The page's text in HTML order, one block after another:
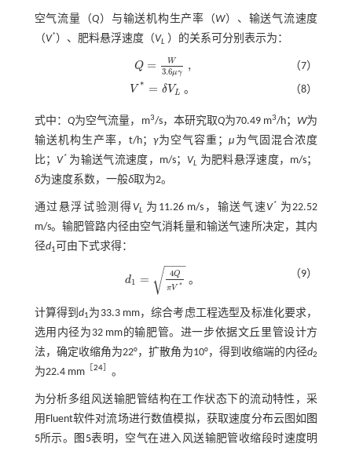
空气流量（Q）与输送机构生产率（W）、输送气流速度
（V*）、肥料悬浮速度（VL ）的关系可分别表示为：
Q = W
3.6μγ ,
Q= W 3.6μγ （7）
V * = δVL 。
V δV L 。 （8）
式中： Q为空气流量，m3/s，本研究取Q为70.49 m3/h；W为
输送机构生产率，t/h； γ为空气容重；μ 为气固混合浓度
比； V* 为输送气流速度，m/s； VL 为肥料悬浮速度，m/s；
δ为速度系数，一般δ取为2。
通过悬浮试验测得 VL 为11.26 m/s，输送气速 V* 为22.52
m/s。输肥管路内径由空气消耗量和输送气速所决定，其内
径d1 可由下式求得：
d1 = 4Q
πV *
− −
−
√ 。
d1 =4Q πV * 。
（9）
计算得到d1为33.3 mm，综合考虑工程选型及标准化要求，
选用内径为32 mm的输肥管。进一步依据文丘里管设计方
法，确定收缩角为22°，扩散角为10°，得到收缩端的内径d2
为22.4 mm ［24］ 。
为分析多组风送输肥管结构在工作状态下的流动特性，采
用Fluent软件对流场进行数值模拟，获取速度分布云图如 图
5所示。 图5表明，空气在进入风送输肥管收缩段时速度明